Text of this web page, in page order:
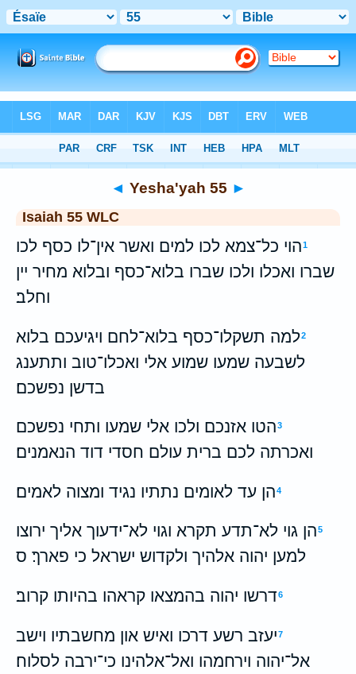
> Yesha'yah 55
◄ Yesha'yah 55 ►
Isaiah 55 WLC
1הוי כל־צמא לכו למים ואשר אין־לו כסף לכו
שברו ואכלו ולכו שברו בלוא־כסף ובלוא מחיר יין
וחלב׃
2למה תשקלו־כסף בלוא־לחם ויגיעכם בלוא
לשבעה שמעו שמוע אלי ואכלו־טוב ותתענג
בדשן נפשכם׃
3הטו אזנכם ולכו אלי שמעו ותחי נפשכם
ואכרתה לכם ברית עולם חסדי דוד הנאמנים׃
4הן עד לאומים נתתיו נגיד ומצוה לאמים׃
5הן גוי לא־תדע תקרא וגוי לא־ידעוך אליך ירוצו
למען יהוה אלהיך ולקדוש ישראל כי פארך׃ ס
6דרשו יהוה בהמצאו קראהו בהיותו קרוב׃
7יעזב רשע דרכו ואיש און מחשבתיו וישב
אל־יהוה וירחמהו ואל־אלהינו כי־ירבה לסלוח׃